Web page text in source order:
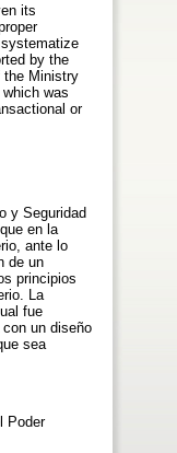
its
by the
the Ministry
was
or
y Seguridad
en la
ante lo
de un
principios
La
fue
un diseño
sea
Poder